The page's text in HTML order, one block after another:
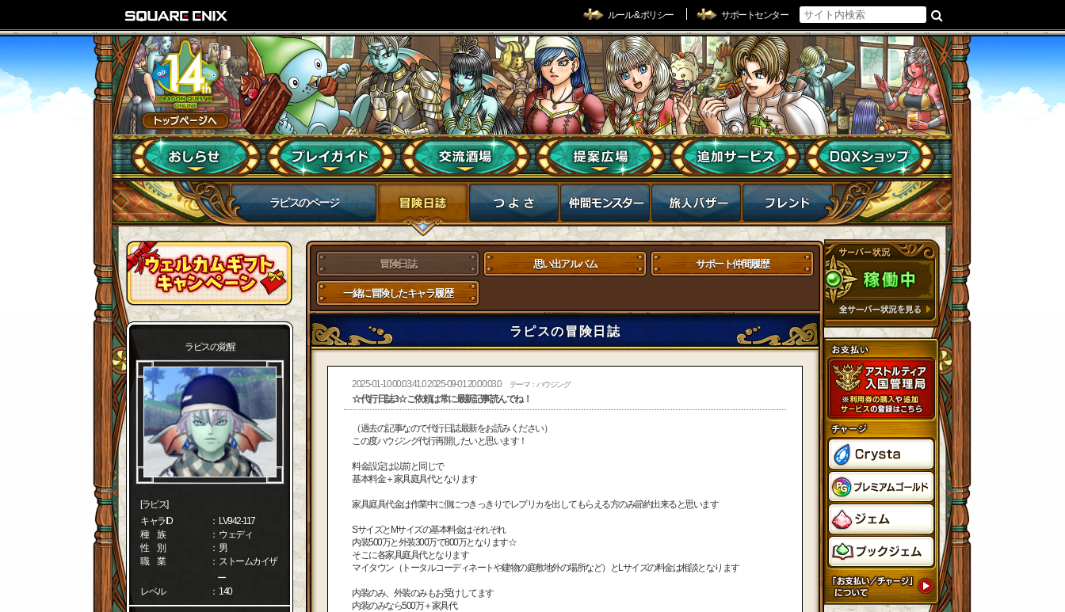
ルール & ポリシー サポートセンター
ラピスのページ
ラピスの覚醒
[ラピス]
キャラID
： LV942-117
種 族
： ウェディ
性 別
： 男
職 業
： ストームカイザ
ー
レベル
： 140
冒険日誌 思い出アルバム サポート仲間履歴
一緒に冒険したキャラ履歴
ラピスの冒険日誌
2025-01-10 00:03:41.0 2025-09-01 20:00:03.0 テーマ：ハウジング
☆代行日誌3☆ご依頼は常に最新記事読んでね！
（過去の記事なので代行日誌最新をお読みください）
この度ハウジング代行再開したいと思います！
料金設定は以前と同じで
基本料金＋家具庭具代となります
家具庭具代金は作業中に側につきっきりでレプリカを出してもらえる方のみ節約出来ると思います
SサイズとMサイズの基本料金はそれぞれ
内装500万と外装300万で800万となります☆
そこに各家具庭具代となります
マイタウン（トータルコーディネートや建物の庭敷地外の場所など）とLサイズの料金は相談となります
内装のみ、外装のみもお受けしてます
内装のみなら500万＋家具代